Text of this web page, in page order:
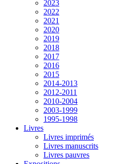
2023
2022
2021
2020
2019
2018
2017
2016
2015
2014-2013
2012-2011
2010-2004
2003-1999
1995-1998
Livres
Livres imprimés
Livres manuscrits
Livres pauvres